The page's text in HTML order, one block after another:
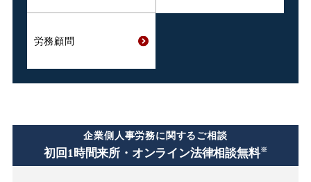
労務顧問
企業側人事労務に関するご相談
初回1時間来所・オンライン法律相談無料※